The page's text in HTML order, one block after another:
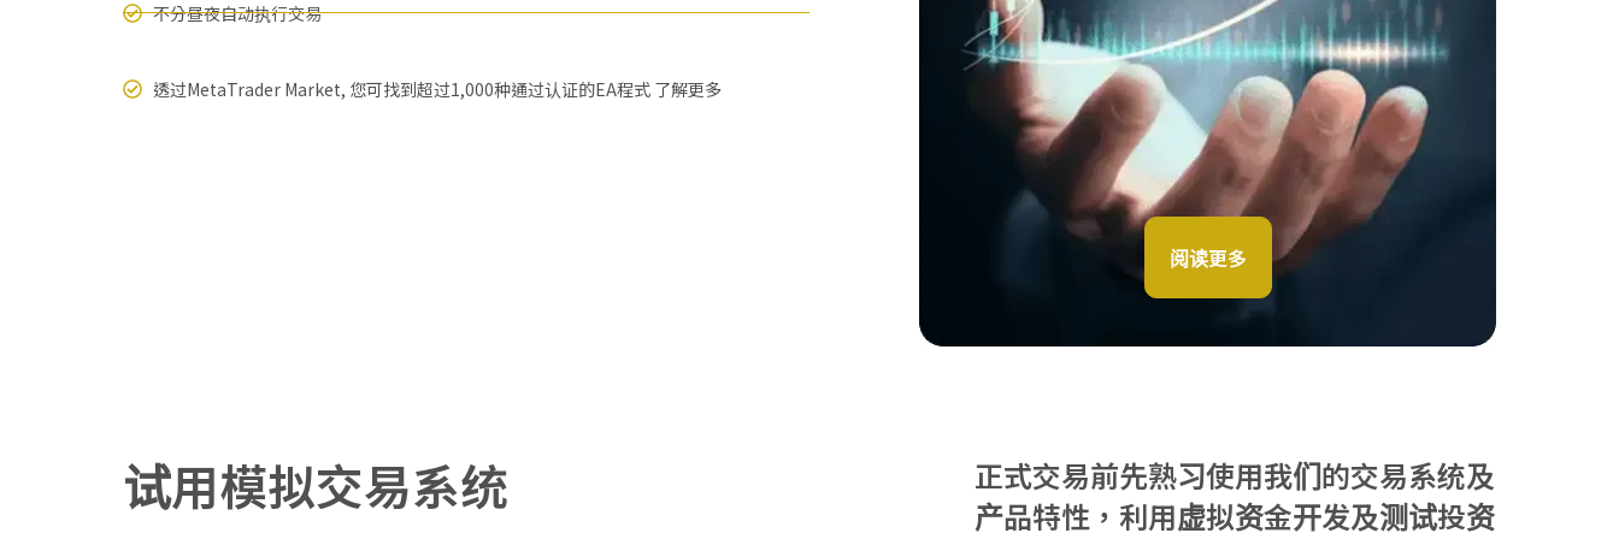
不分昼夜自动执行交易
透过MetaTrader Market, 您可找到超过1,000种通过认证的EA程式 了解更多
阅读更多
试用模拟交易系统
正式交易前先熟习使用我们的交易系统及
产品特性，利用虚拟资金开发及测试投资